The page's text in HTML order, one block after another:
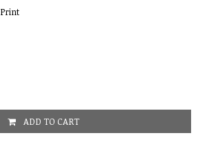
Print
ADD TO CART